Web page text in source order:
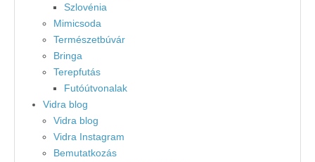
Szlovénia
Mimicsoda
Természetbúvár
Bringa
Terepfutás
Futóútvonalak
Vidra blog
Vidra blog
Vidra Instagram
Bemutatkozás